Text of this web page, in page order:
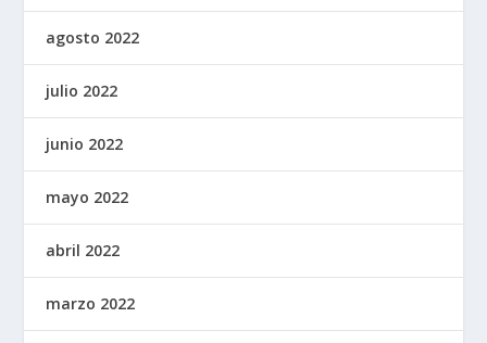
agosto 2022
julio 2022
junio 2022
mayo 2022
abril 2022
marzo 2022